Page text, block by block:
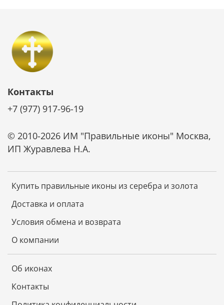
Купить правильные иконы из серебра и золота
Доставка и оплата
Условия обмена и возврата
О компании
Об иконах
Контакты
Контакты
+7 (977) 917-96-19
© 2010-2026 ИМ "Правильные иконы" Москва,
ИП Журавлева Н.А.